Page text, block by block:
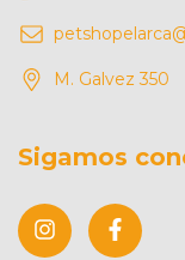
M. Galvez 350
Sigamos